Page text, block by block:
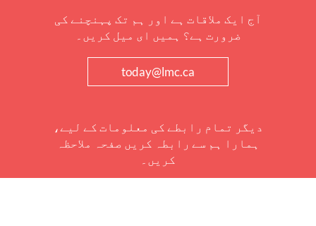
آج ایک ملاقات ہے اور ہم تک پہنچنے کی
ضرورت ہے؟ ہمیں ای میل کریں۔
today@lmc.ca
دیگر تمام رابطے کی معلومات کے لیے،
ہمارا ہم سے رابطہ کریں صفحہ ملاحظہ
کریں۔